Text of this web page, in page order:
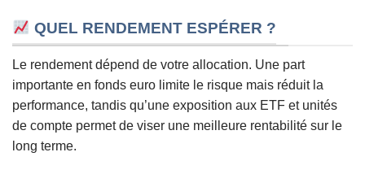
QUEL RENDEMENT ESPÉRER ?
Le rendement dépend de votre allocation. Une part
importante en fonds euro limite le risque mais réduit la
performance, tandis qu’une exposition aux ETF et unités
de compte permet de viser une meilleure rentabilité sur le
long terme.